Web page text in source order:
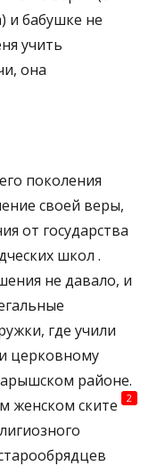
и бабушке не
учить
она
поколения
своей веры,
от государства
школ .
не давало, и
где учили
церковному
районе.
женском ските
2